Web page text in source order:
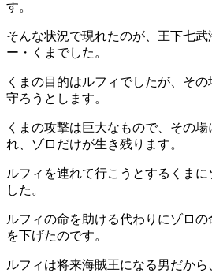
す。
そんな状況で現れたのが、王下七武
ー・くまでした。
くまの目的はルフィでしたが、そ
守ろうとします。
くまの攻撃は巨大なもので、その
れ、ゾロだけが生き残ります。
ルフィを連れて行こうとするくま
した。
ルフィの命を助ける代わりにゾロ
を下げたのです。
ルフィは将来海賊王になる男だか